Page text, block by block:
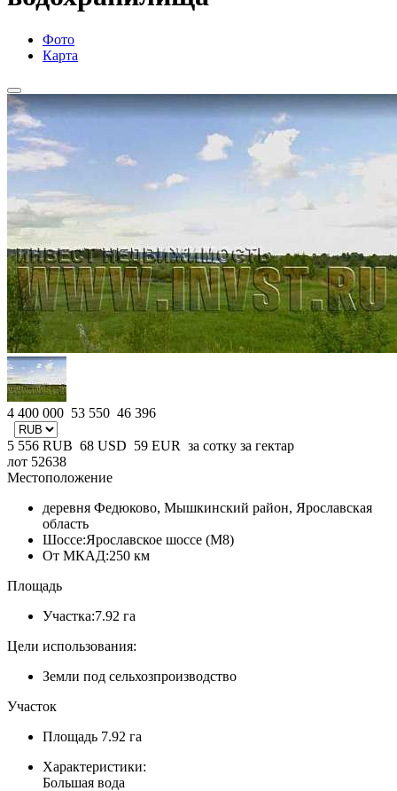
Фото
Карта
4 400 000 53 550 46 396
5 556 RUB 68 USD 59 EUR за сотку за гектар
лот 52638
Местоположение
деревня Федюково, Мышкинский район, Ярославская
область
Шоссе:Ярославское шоссе (М8)
От МКАД:250 км
Площадь
Участка:7.92 га
Цели использования:
Земли под сельхозпроизводство
Участок
Площадь 7.92 га
Характеристики:
Большая вода